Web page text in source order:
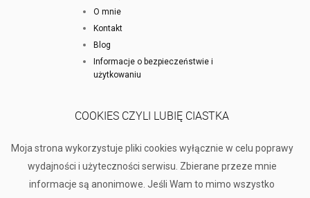
O mnie
Kontakt
Blog
Informacje o bezpieczeństwie i
użytkowaniu
COOKIES CZYLI LUBIĘ CIASTKA
Moja strona wykorzystuje pliki cookies wyłącznie w celu poprawy
wydajności i użyteczności serwisu. Zbierane przeze mnie
informacje są anonimowe. Jeśli Wam to mimo wszystko